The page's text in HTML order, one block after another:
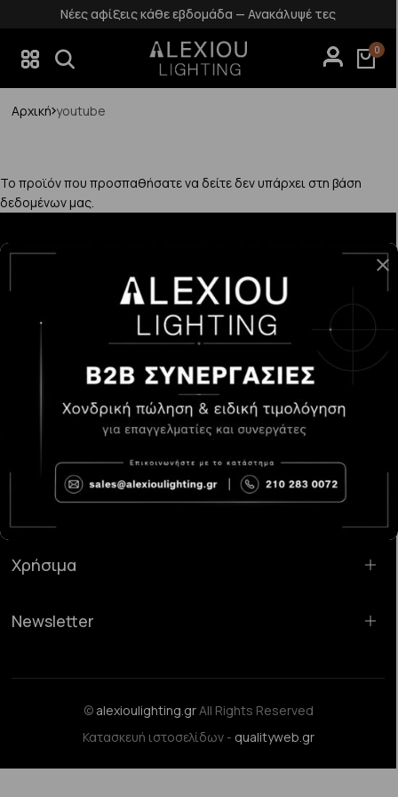
Νέες αφίξεις κάθε εβδομάδα — Ανακάλυψέ τες
0
Αρχική youtube
Το προϊόν που προσπαθήσατε να δείτε δεν υπάρχει στη βάση
δεδομένων μας.
Κατάστημα Χαλάνδρι:Σαρανταπόρου 55, 15232, Χαλάνδρι
sales@alexioulighting.gr
210 283 0072
6983123181
Χρήσιμα
Newsletter
© alexioulighting.grAll Rights Reserved
Κατασκευή ιστοσελίδων - qualityweb.gr